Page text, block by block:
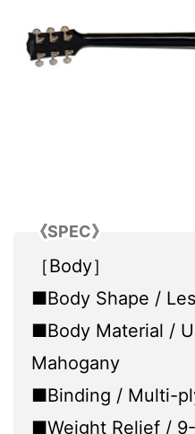
《SPEC》
［Body］
■Body Shape /
■Body Material /
Mahogany
■Binding / Multi-
■Weight Relief /